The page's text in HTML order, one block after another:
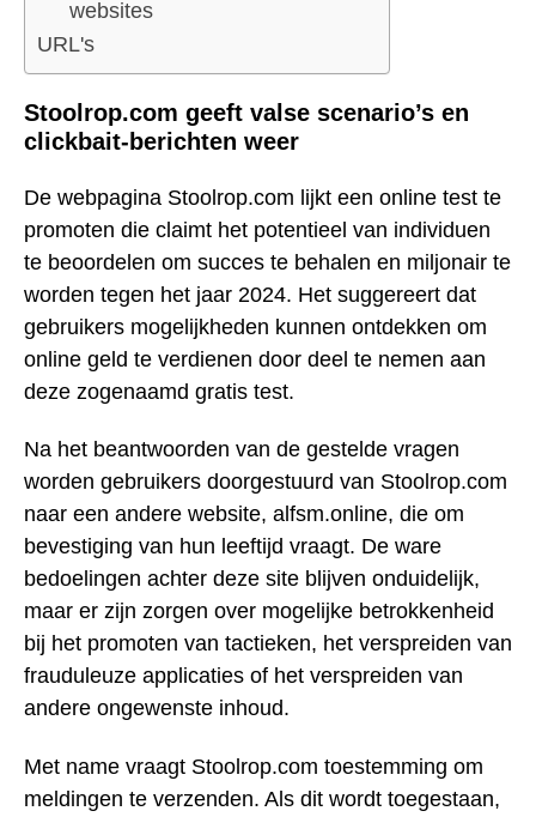
websites
URL's
Stoolrop.com geeft valse scenario’s en
clickbait-berichten weer
De webpagina Stoolrop.com lijkt een online test te
promoten die claimt het potentieel van individuen
te beoordelen om succes te behalen en miljonair te
worden tegen het jaar 2024. Het suggereert dat
gebruikers mogelijkheden kunnen ontdekken om
online geld te verdienen door deel te nemen aan
deze zogenaamd gratis test.
Na het beantwoorden van de gestelde vragen
worden gebruikers doorgestuurd van Stoolrop.com
naar een andere website, alfsm.online, die om
bevestiging van hun leeftijd vraagt. De ware
bedoelingen achter deze site blijven onduidelijk,
maar er zijn zorgen over mogelijke betrokkenheid
bij het promoten van tactieken, het verspreiden van
frauduleuze applicaties of het verspreiden van
andere ongewenste inhoud.
Met name vraagt Stoolrop.com toestemming om
meldingen te verzenden. Als dit wordt toegestaan,